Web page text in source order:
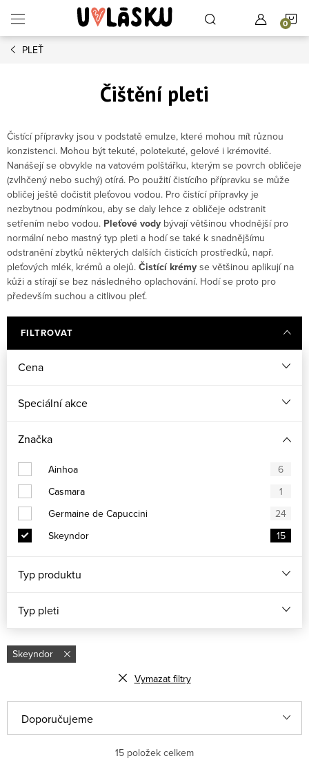
PLEŤ
Čištění pleti
Čistící přípravky jsou v podstatě emulze, které mohou mít různou
konzistenci. Mohou být tekuté, polotekuté, gelové i krémovité.
Nanášejí se obvykle na vatovém polštářku, kterým se povrch obličeje
(zvlhčený nebo suchý) otírá. Po použití čistícího přípravku se může
obličej ještě dočistit pleťovou vodou. Pro čistící přípravky je
nezbytnou podmínkou, aby se daly lehce z obličeje odstranit
setřením nebo vodou. Pleťové vody bývají většinou vhodnější pro
normální nebo mastný typ pleti a hodí se také k snadnějšímu
odstranění zbytků některých dalších čisticích prostředků, např.
pleťových mlék, krémů a olejů. Čistící krémy se většinou aplikují na
kůži a stírají se bez následného oplachování. Hodí se proto pro
především suchou a citlivou pleť.
FILTROVAT
Cena
Speciální akce
Značka
Ainhoa
6
Casmara
1
Germaine de Capuccini
24
Skeyndor
15
Typ produktu
Typ pleti
Skeyndor
Vymazat filtry
Řazení produktů
Doporučujeme
15 položek celkem